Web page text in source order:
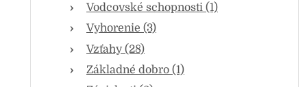
Vodcovské schopnosti (1)
Vyhorenie (3)
Vzťahy (28)
Základné dobro (1)